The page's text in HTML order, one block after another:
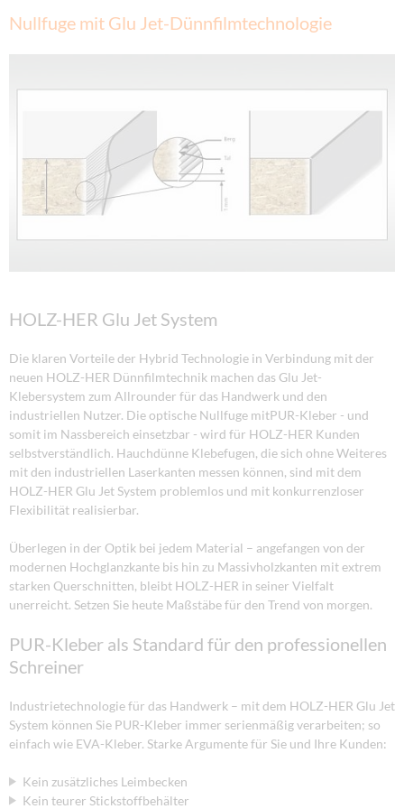
Nullfuge mit Glu Jet-Dünnfilmtechnologie
HOLZ-HER Glu Jet System
Die klaren Vorteile der Hybrid Technologie in Verbindung mit der
neuen HOLZ-HER Dünnfilmtechnik machen das Glu Jet-
Klebersystem zum Allrounder für das Handwerk und den
industriellen Nutzer. Die optische Nullfuge mitPUR-Kleber - und
somit im Nassbereich einsetzbar - wird für HOLZ-HER Kunden
selbstverständlich. Hauchdünne Klebefugen, die sich ohne Weiteres
mit den industriellen Laserkanten messen können, sind mit dem
HOLZ-HER Glu Jet System problemlos und mit konkurrenzloser
Flexibilität realisierbar.
Überlegen in der Optik bei jedem Material – angefangen von der
modernen Hochglanzkante bis hin zu Massivholzkanten mit extrem
starken Querschnitten, bleibt HOLZ-HER in seiner Vielfalt
unerreicht. Setzen Sie heute Maßstäbe für den Trend von morgen.
PUR-Kleber als Standard für den professionellen
Schreiner
Industrietechnologie für das Handwerk – mit dem HOLZ-HER Glu Jet
System können Sie PUR-Kleber immer serienmäßig verarbeiten; so
einfach wie EVA-Kleber. Starke Argumente für Sie und Ihre Kunden:
Kein zusätzliches Leimbecken
Kein teurer Stickstoffbehälter